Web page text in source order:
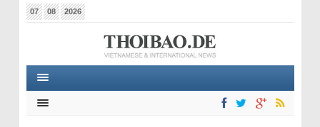
07 08 2026